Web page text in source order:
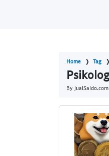
Home Tag
By